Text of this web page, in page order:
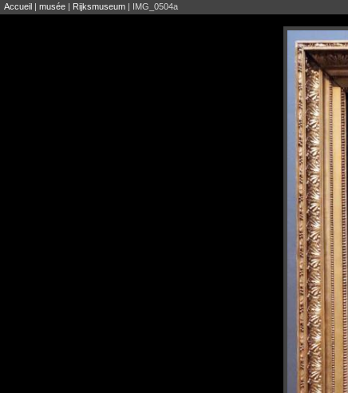
Accueil | musée | Rijksmuseum | IMG_0504a